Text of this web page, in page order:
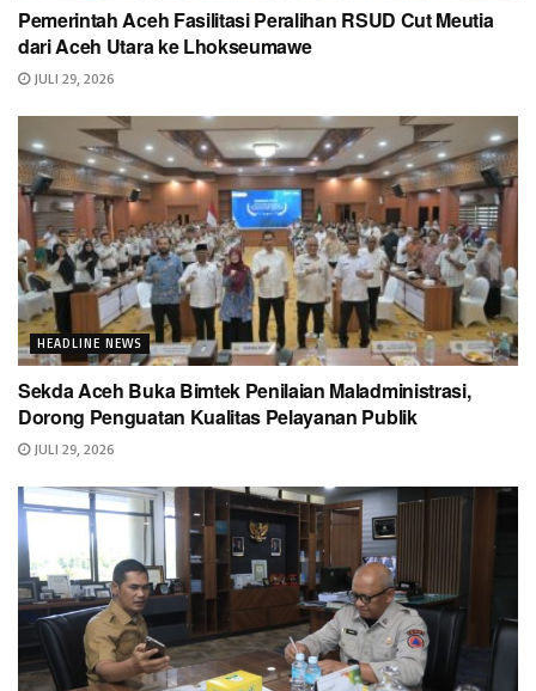
Pemerintah Aceh Fasilitasi Peralihan RSUD Cut Meutia
dari Aceh Utara ke Lhokseumawe
JULI 29, 2026
HEADLINE NEWS
Sekda Aceh Buka Bimtek Penilaian Maladministrasi,
Dorong Penguatan Kualitas Pelayanan Publik
JULI 29, 2026